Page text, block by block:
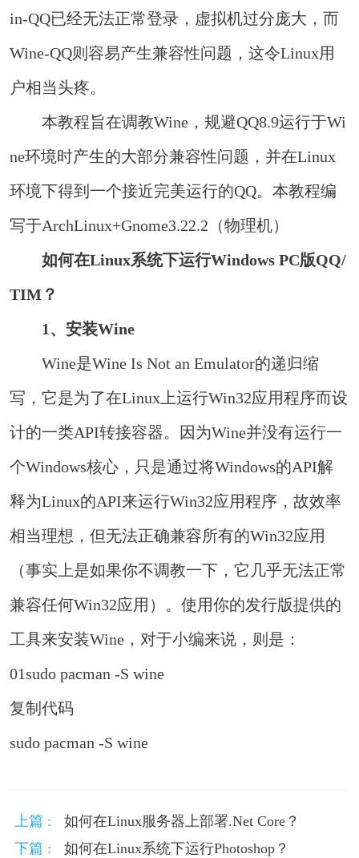
in-QQ已经无法正常登录，虚拟机过分庞大，而
Wine-QQ则容易产生兼容性问题，这令Linux用
户相当头疼。
本教程旨在调教Wine，规避QQ8.9运行于Wi
ne环境时产生的大部分兼容性问题，并在Linux
环境下得到一个接近完美运行的QQ。本教程编
写于ArchLinux+Gnome3.22.2（物理机）
如何在Linux系统下运行Windows PC版QQ/
TIM？
1、安装Wine
Wine是Wine Is Not an Emulator的递归缩
写，它是为了在Linux上运行Win32应用程序而设
计的一类API转接容器。因为Wine并没有运行一
个Windows核心，只是通过将Windows的API解
释为Linux的API来运行Win32应用程序，故效率
相当理想，但无法正确兼容所有的Win32应用
（事实上是如果你不调教一下，它几乎无法正常
兼容任何Win32应用）。使用你的发行版提供的
工具来安装Wine，对于小编来说，则是：
01sudo pacman -S wine
复制代码
sudo pacman -S wine
上篇 :
如何在Linux服务器上部署.Net Core？
下篇 :
如何在Linux系统下运行Photoshop？